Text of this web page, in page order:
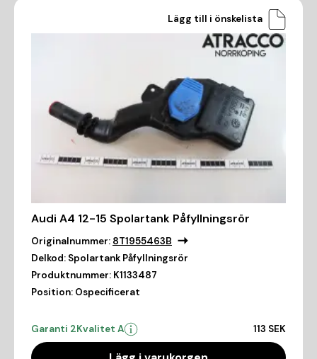
Lägg till i önskelista
Audi A4 12-15 Spolartank Påfyllningsrör
Originalnummer: 8T1955463B
Delkod: Spolartank Påfyllningsrör
Produktnummer: K1133487
Position: Ospecificerat
Garanti 2Kvalitet A 113 SEK